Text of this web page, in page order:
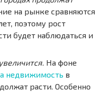
на рынке сравняются
поэтому рост
будет наблюдаться и
На фоне
недвижимость в
расти. Особенно